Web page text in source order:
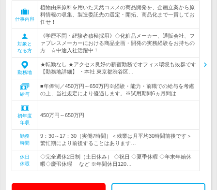
仕事内容
植物由来原料を用いた天然コスメの商品開発を、企画立案から原
料情報の収集、製造委託先の選定・開拓、商品化まで一貫してお
任せ！
対象と
なる方
《学歴不問・経験者積極採用》◇化粧品メーカー、通販会社、フ
ァブレスメーカーにおける商品企画・開発の実務経験をお持ちの
方 ☆中途入社活躍中！
勤務地
★転勤なし ★アクセス良好の新宿勤務でオフィス環境も抜群です
【勤務地詳細】 ・本社 東京都渋谷区…
給与
■年俸制／450万円～650万円※経験・能力・前職での給与を考慮
の上、当社規定により優遇します。※試用期間6ヵ月間は…
初年度
年収
450万円～650万円
勤務
時間
9：30～17：30（実働7時間）＜残業は月平均30時間前後です＞
繁忙期により前後することはあります…
休日
休暇
◇完全週休2日制（土日休み） ◇祝日 ◇夏季休暇 ◇年末年始休
暇◇慶弔休暇 など ※年間休日120…